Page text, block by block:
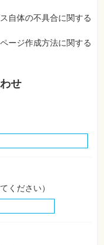
自体の不具合に関する
ージ作成方法に関する
せ
ください）